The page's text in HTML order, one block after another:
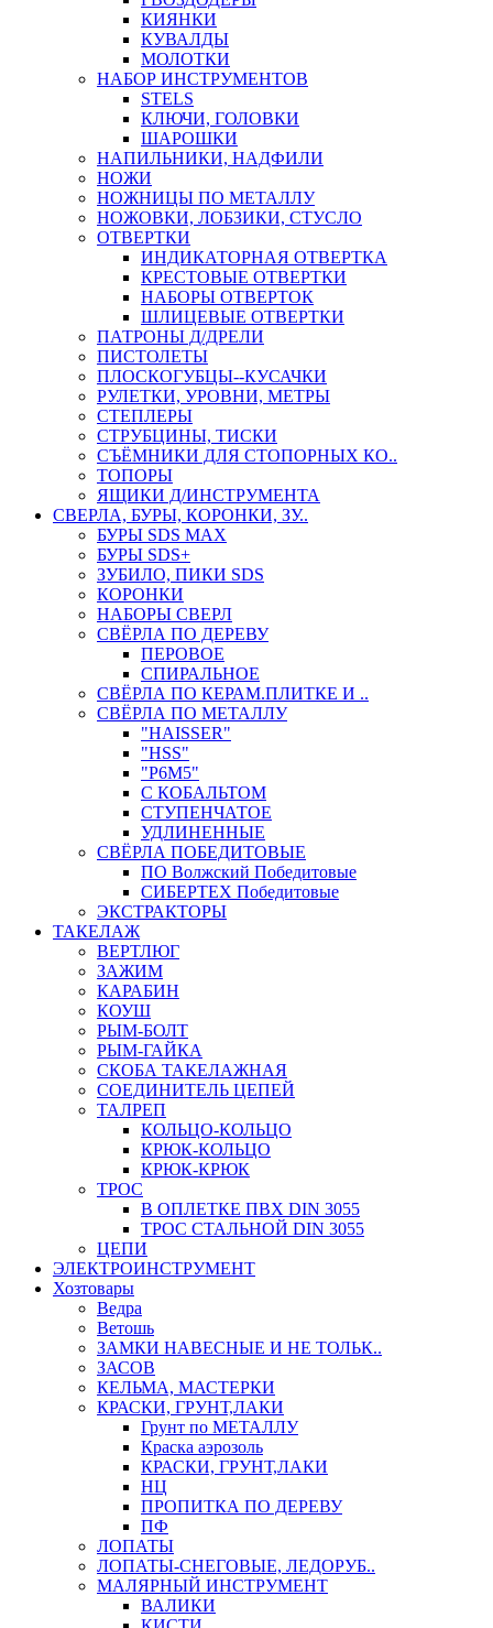
КИЯНКИ
КУВАЛДЫ
МОЛОТКИ
НАБОР ИНСТРУМЕНТОВ
STELS
КЛЮЧИ, ГОЛОВКИ
ШАРОШКИ
НАПИЛЬНИКИ, НАДФИЛИ
НОЖИ
НОЖНИЦЫ ПО МЕТАЛЛУ
НОЖОВКИ, ЛОБЗИКИ, СТУСЛО
ОТВЕРТКИ
ИНДИКАТОРНАЯ ОТВЕРТКА
КРЕСТОВЫЕ ОТВЕРТКИ
НАБОРЫ ОТВЕРТОК
ШЛИЦЕВЫЕ ОТВЕРТКИ
ПАТРОНЫ Д/ДРЕЛИ
ПИСТОЛЕТЫ
ПЛОСКОГУБЦЫ--КУСАЧКИ
РУЛЕТКИ, УРОВНИ, МЕТРЫ
СТЕПЛЕРЫ
СТРУБЦИНЫ, ТИСКИ
СЪЁМНИКИ ДЛЯ СТОПОРНЫХ КО..
ТОПОРЫ
ЯЩИКИ Д/ИНСТРУМЕНТА
СВЕРЛА, БУРЫ, КОРОНКИ, ЗУ..
БУРЫ SDS MAX
БУРЫ SDS+
ЗУБИЛО, ПИКИ SDS
КОРОНКИ
НАБОРЫ СВЕРЛ
СВЁРЛА ПО ДЕРЕВУ
ПЕРОВОЕ
СПИРАЛЬНОЕ
СВЁРЛА ПО КЕРАМ.ПЛИТКЕ И ..
СВЁРЛА ПО МЕТАЛЛУ
"HAISSER"
"HSS"
"Р6М5"
С КОБАЛЬТОМ
СТУПЕНЧАТОЕ
УДЛИНЕННЫЕ
СВЁРЛА ПОБЕДИТОВЫЕ
ПО Волжский Победитовые
СИБЕРТЕХ Победитовые
ЭКСТРАКТОРЫ
ТАКЕЛАЖ
ВЕРТЛЮГ
ЗАЖИМ
КАРАБИН
КОУШ
РЫМ-БОЛТ
РЫМ-ГАЙКА
СКОБА ТАКЕЛАЖНАЯ
СОЕДИНИТЕЛЬ ЦЕПЕЙ
ТАЛРЕП
КОЛЬЦО-КОЛЬЦО
КРЮК-КОЛЬЦО
КРЮК-КРЮК
ТРОС
В ОПЛЕТКЕ ПВХ DIN 3055
ТРОС СТАЛЬНОЙ DIN 3055
ЦЕПИ
ЭЛЕКТРОИНСТРУМЕНТ
Хозтовары
Ведра
Ветошь
ЗАМКИ НАВЕСНЫЕ И НЕ ТОЛЬК..
ЗАСОВ
КЕЛЬМА, МАСТЕРКИ
КРАСКИ, ГРУНТ,ЛАКИ
Грунт по МЕТАЛЛУ
Краска аэрозоль
КРАСКИ, ГРУНТ,ЛАКИ
НЦ
ПРОПИТКА ПО ДЕРЕВУ
ПФ
ЛОПАТЫ
ЛОПАТЫ-СНЕГОВЫЕ, ЛЕДОРУБ..
МАЛЯРНЫЙ ИНСТРУМЕНТ
ВАЛИКИ